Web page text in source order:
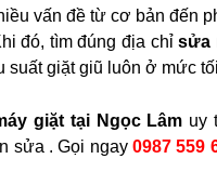
vấn đề từ cơ bản đến
đó, tìm đúng địa chỉsửa
suất giặt giũ luôn ở mức
giặt tại Ngọc Lâm uy
sửa . Gọi ngay0987 559